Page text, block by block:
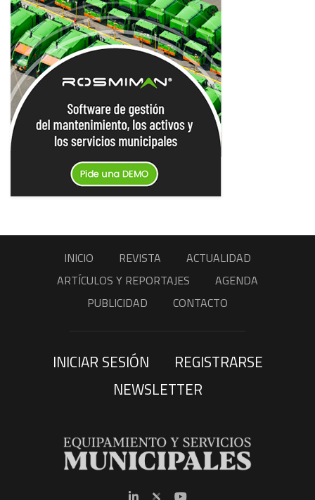
INICIO REVISTA
ACTUALIDAD
ARTÍCULOS Y REPORTAJES
AGENDA
PUBLICIDAD
CONTACTO
INICIAR SESIÓN
REGISTRARSE
NEWSLETTER